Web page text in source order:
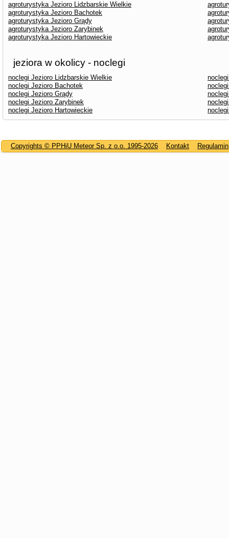
agroturystyka Jezioro Lidzbarskie Wielkie
agroturystyka Jezioro Bachotek
agroturystyka Jezioro Grądy
agroturystyka Jezioro Zarybinek
agroturystyka Jezioro Hartowieckie
jeziora w okolicy - noclegi
noclegi Jezioro Lidzbarskie Wielkie
noclegi Jezioro Bachotek
noclegi Jezioro Grądy
noclegi Jezioro Zarybinek
noclegi Jezioro Hartowieckie
Copyrights © PPHiU Meteor Sp. z o.o. 1995-2026 Kontakt Regulamin